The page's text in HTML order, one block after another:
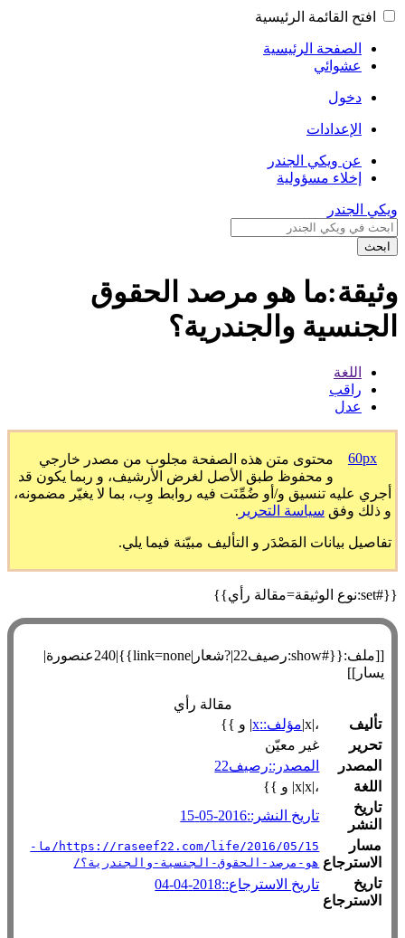
افتح القائمة الرئيسية
الصفحة الرئيسية
عشوائي
دخول
الإعدادات
عن ويكي الجندر
إخلاء مسؤولية
ويكي الجندر
ابحث
وثيقة:ما هو مرصد الحقوق
الجنسية والجندرية؟
اللغة
راقب
عدل
60px
محتوى متن هذه الصفحة مجلوب من مصدر خارجي
و محفوظ طبق الأصل لغرض الأرشيف، و ربما يكون قد
أجري عليه تنسيق و/أو ضُمِّنَت فيه روابط وِب، بما لا يغيّر مضمونه،
و ذلك وفق سياسة التحرير .
تفاصيل بيانات المَصْدَر و التأليف مبيّنة فيما يلي.
{{#set:نوع الوثيقة=مقالة رأي}}
[[ملف:{{#show:رصيف22|?شعار|link=none}}|240عنصورة|
يسار]]
مقالة رأي
تأليف
،|x| مؤلف::x | و }}
تحرير
غير معيّن
المصدر
المصدر::رصيف22
اللغة
،|x|x| و }}
تاريخ
النشر
تاريخ النشر::2016-05-15
مسار
الاسترجاع
https://raseef22.com/life/2016/05/15/ما-
هو-مرصد-الحقوق-الجنسية-والجندرية؟/
تاريخ
الاسترجاع
تاريخ الاسترجاع::2018-04-04